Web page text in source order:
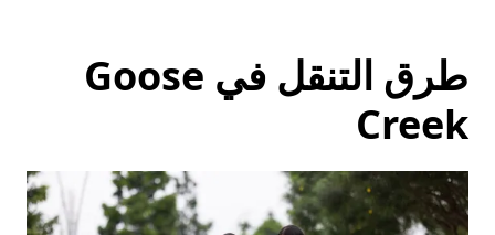
طرق التنقل في Goose
Creek